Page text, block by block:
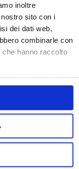
inoltre
sito con i
dei dati web,
combinarle con
hanno raccolto